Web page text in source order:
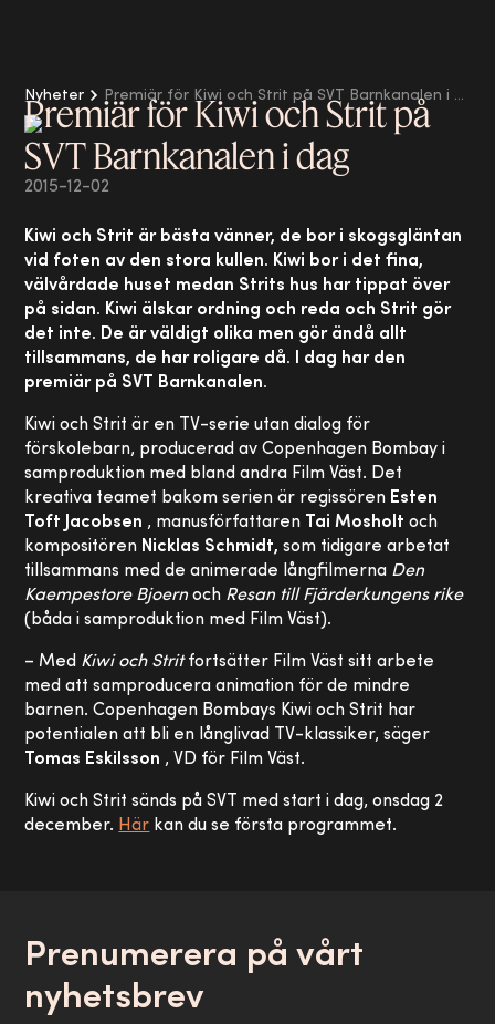
Nyheter Premiär för Kiwi och Strit på SVT Barnkanalen i dag
Premiär för Kiwi och Strit på
SVT Barnkanalen i dag
2015-12-02
Kiwi och Strit är bästa vänner, de bor i skogsgläntan
vid foten av den stora kullen. Kiwi bor i det fina,
välvårdade huset medan Strits hus har tippat över
på sidan. Kiwi älskar ordning och reda och Strit gör
det inte. De är väldigt olika men gör ändå allt
tillsammans, de har roligare då. I dag har den
premiär på SVT Barnkanalen.
Kiwi och Strit är en TV-serie utan dialog för
förskolebarn, producerad av Copenhagen Bombay i
samproduktion med bland andra Film Väst. Det
kreativa teamet bakom serien är regissören Esten
Toft Jacobsen , manusförfattaren Tai Mosholt och
kompositören Nicklas Schmidt, som tidigare arbetat
tillsammans med de animerade långfilmerna Den
Kaempestore Bjoern och Resan till Fjärderkungens rike
(båda i samproduktion med Film Väst).
– Med Kiwi och Stritfortsätter Film Väst sitt arbete
med att samproducera animation för de mindre
barnen. Copenhagen Bombays Kiwi och Strit har
potentialen att bli en långlivad TV-klassiker, säger
Tomas Eskilsson , VD för Film Väst.
Kiwi och Strit sänds på SVT med start i dag, onsdag 2
december. Här kan du se första programmet.
Prenumerera på vårt
nyhetsbrev